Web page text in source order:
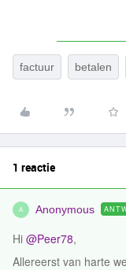
factuur betalen
1 reactie
A Anonymous
Hi @Peer78,
Allereerst van harte